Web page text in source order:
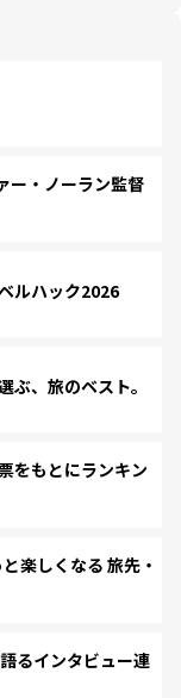
ー・ノーラン監督
ルハック2026
、旅のベスト。
をもとにランキン
楽しくなる 旅先・
るインタビュー連